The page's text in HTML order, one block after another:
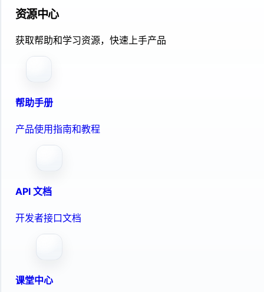
资源中心
获取帮助和学习资源，快速上手产品
帮助手册
产品使用指南和教程
API 文档
开发者接口文档
课堂中心